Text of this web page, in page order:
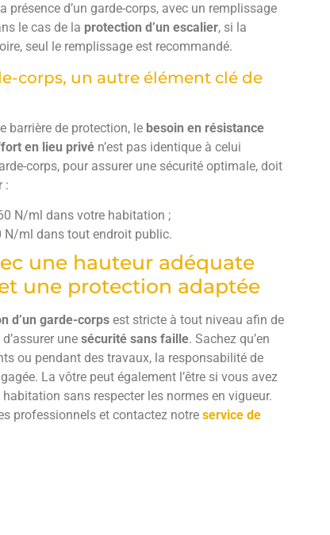
présence d’un garde-corps, avec un remplissage
le cas de la protection d’un escalier, si la
seul le remplissage est recommandé.
corps, un autre élément clé de
barrière de protection, le besoin en résistance
en lieu privé n’est pas identique à celui
corps, pour assurer une sécurité optimale, doit
:
N/ml dans votre habitation ;
N/ml dans tout endroit public.
une hauteur adéquate
une protection adaptée
d’un garde-corps est stricte à tout niveau afin de
d’assurer une sécurité sans faille. Sachez qu’en
ou pendant des travaux, la responsabilité de
La vôtre peut également l’être si vous avez
sans respecter les normes en vigueur.
professionnels et contactez notre service de